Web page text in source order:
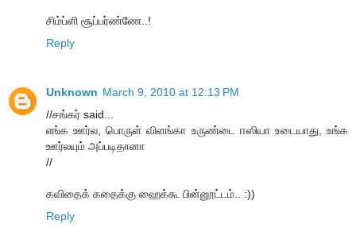
சிம்ப்ளி சூப்பர்ண்ணே..!
Reply
Unknown March 9, 2010 at 12:13 PM
//சங்கர் said...
எங்க ஊர்ல, பொருள் விளங்கா உருண்டை ஈஸியா உடையாது, உங்க
ஊர்லயும் அப்படிதானா
//
கவிதைக் கதைக்கு ஹைக்கூ பின்னூட்டம்.. :))
Reply